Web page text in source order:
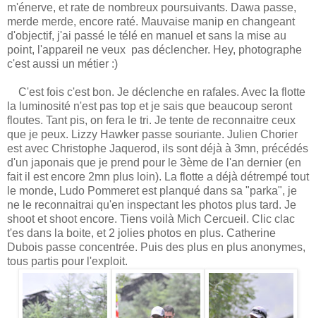
m'énerve, et rate de nombreux poursuivants. Dawa passe,
merde merde, encore raté. Mauvaise manip en changeant
d'objectif, j'ai passé le télé en manuel et sans la mise au
point, l'appareil ne veux pas déclencher. Hey, photographe
c'est aussi un métier :)
C'est fois c'est bon. Je déclenche en rafales. Avec la flotte
la luminosité n'est pas top et je sais que beaucoup seront
floutes. Tant pis, on fera le tri. Je tente de reconnaitre ceux
que je peux. Lizzy Hawker passe souriante. Julien Chorier
est avec Christophe Jaquerod, ils sont déjà à 3mn, précédés
d'un japonais que je prend pour le 3ème de l'an dernier (en
fait il est encore 2mn plus loin). La flotte a déjà détrempé tout
le monde, Ludo Pommeret est planqué dans sa "parka", je
ne le reconnaitrai qu'en inspectant les photos plus tard. Je
shoot et shoot encore. Tiens voilà Mich Cercueil. Clic clac
t'es dans la boite, et 2 jolies photos en plus. Catherine
Dubois passe concentrée. Puis des plus en plus anonymes,
tous partis pour l'exploit.